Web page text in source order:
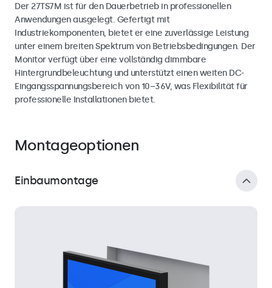
Der 27TS7M ist für den Dauerbetrieb in professionellen
Anwendungen ausgelegt. Gefertigt mit
Industriekomponenten, bietet er eine zuverlässige Leistung
unter einem breiten Spektrum von Betriebsbedingungen. Der
Monitor verfügt über eine vollständig dimmbare
Hintergrundbeleuchtung und unterstützt einen weiten DC-
Eingangsspannungsbereich von 10–36V, was Flexibilität für
professionelle Installationen bietet.
Montageoptionen
Einbaumontage